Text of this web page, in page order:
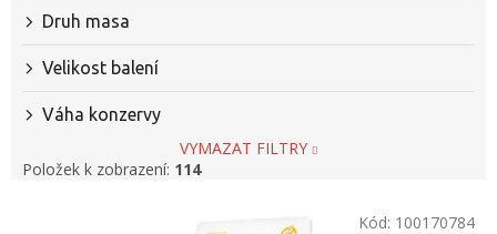
Druh masa
Velikost balení
Váha konzervy
VYMAZAT FILTRY
Položek k zobrazení: 114
Kód: 100170784